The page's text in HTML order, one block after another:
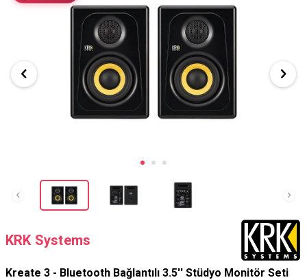
KRK Systems
Kreate 3 - Bluetooth Bağlantılı 3.5'' Stüdyo Monitör Seti